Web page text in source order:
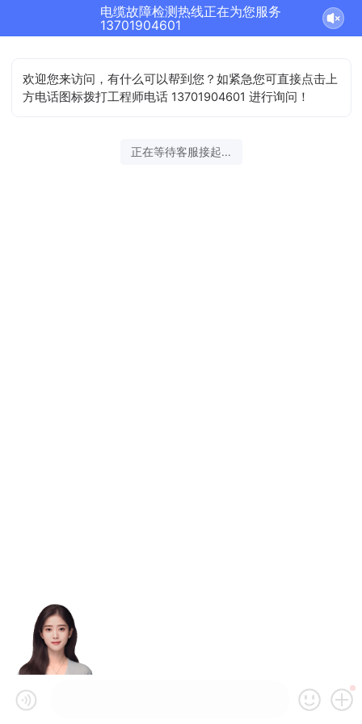
电缆故障检测热线正在为您服务
13701904601
欢迎您来访问，有什么可以帮到您？如紧急您可直接点击上
方电话图标拨打工程师电话 13701904601 进行询问！
正在等待客服接起...